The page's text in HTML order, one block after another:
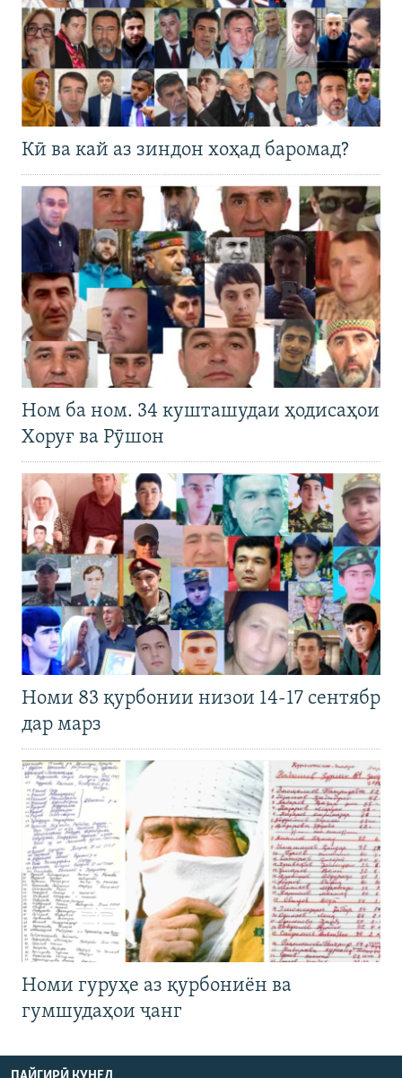
Кӣ ва кай аз зиндон хоҳад баромад?
Ном ба ном. 34 кушташудаи ҳодисаҳои
Хоруғ ва Рӯшон
Номи 83 қурбонии низои 14-17 сентябр
дар марз
Номи гуруҳе аз қурбониён ва
гумшудаҳои ҷанг